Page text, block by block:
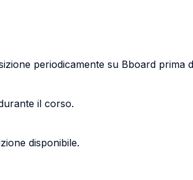
periodicamente su Bboard prima
il corso.
disponibile.